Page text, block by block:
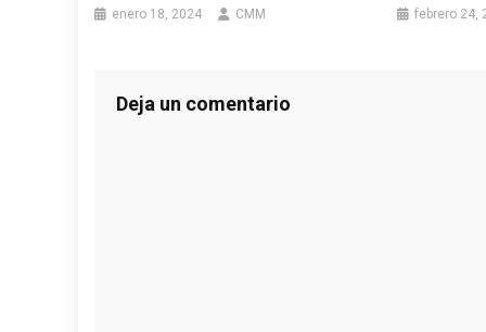
enero 18, 2024 CMM febrero 24,
Deja un comentario